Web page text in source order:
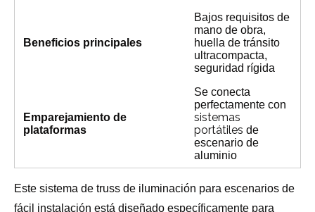
Beneficios principales
Bajos requisitos de
mano de obra,
huella de tránsito
ultracompacta,
seguridad rígida
Emparejamiento de
plataformas
Se conecta
perfectamente con
sistemas
portátiles de
escenario de
aluminio
Este sistema de truss de iluminación para escenarios de
fácil instalación está diseñado específicamente para